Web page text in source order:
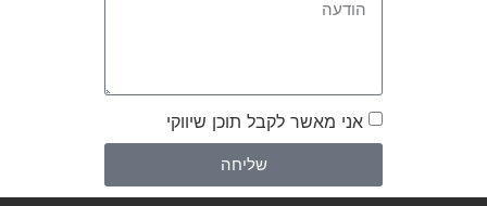
אני מאשר לקבל תוכן שיווקי
שליחה